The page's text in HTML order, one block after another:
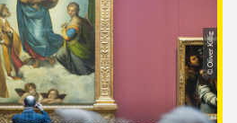
© Oliver Killig